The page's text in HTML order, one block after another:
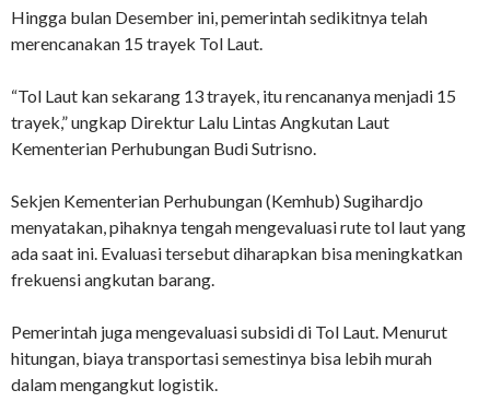
Hingga bulan Desember ini, pemerintah sedikitnya telah
merencanakan 15 trayek Tol Laut.
“Tol Laut kan sekarang 13 trayek, itu rencananya menjadi 15
trayek,” ungkap Direktur Lalu Lintas Angkutan Laut
Kementerian Perhubungan Budi Sutrisno.
Sekjen Kementerian Perhubungan (Kemhub) Sugihardjo
menyatakan, pihaknya tengah mengevaluasi rute tol laut yang
ada saat ini. Evaluasi tersebut diharapkan bisa meningkatkan
frekuensi angkutan barang.
Pemerintah juga mengevaluasi subsidi di Tol Laut. Menurut
hitungan, biaya transportasi semestinya bisa lebih murah
dalam mengangkut logistik.